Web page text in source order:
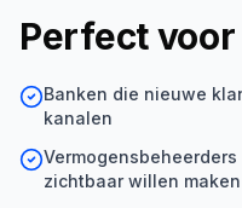
Perfect voor
Banken die nieuwe
kanalen
zichtbaar willen maken